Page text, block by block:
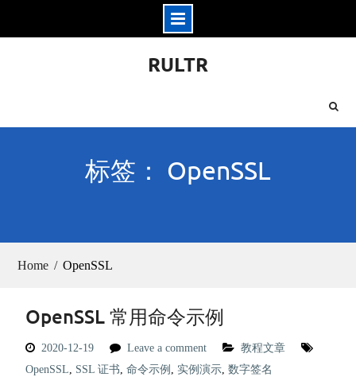
RULTR
标签： OpenSSL
Home OpenSSL
OpenSSL 常用命令示例
2020-12-19 Leave a comment
教程文章
OpenSSL, SSL 证书, 命令示例 , 实例演示, 数字签名